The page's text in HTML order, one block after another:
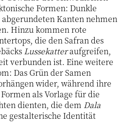
Formen: Dunkle
Kanten nehmen
Hinzu kommen rote
die den Safran des
Lussekatteraufgreifen,
verbunden ist. Eine weitere
Das Grün der Samen
wider, während ihre
als Vorlage für die
dienten, die dem Dala
gestalterische Identität